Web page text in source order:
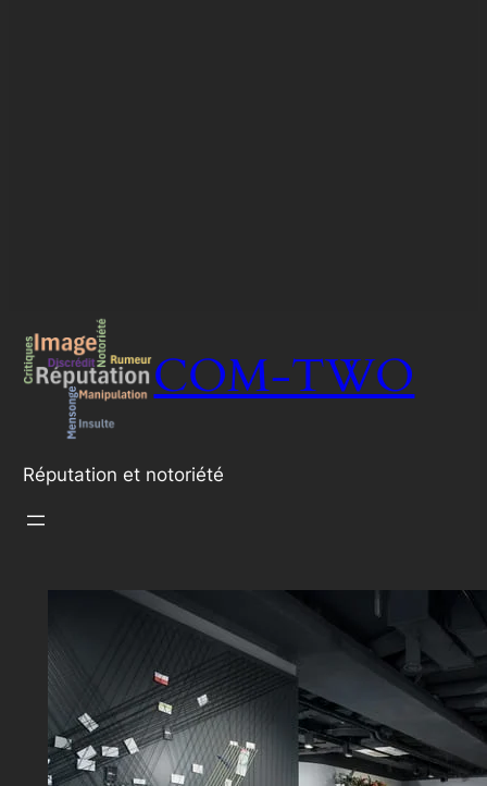
COM-TWO
Réputation et notoriété